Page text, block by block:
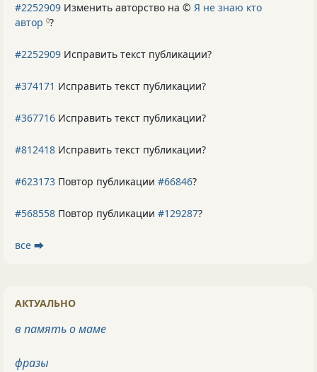
#2252909 Изменить авторство на © Я не знаю кто
автор 0?
#2252909 Исправить текст публикации?
#374171 Исправить текст публикации?
#367716 Исправить текст публикации?
#812418 Исправить текст публикации?
#623173 Повтор публикации #66846?
#568558 Повтор публикации #129287?
все ⮕
АКТУАЛЬНО
в память о маме
фразы